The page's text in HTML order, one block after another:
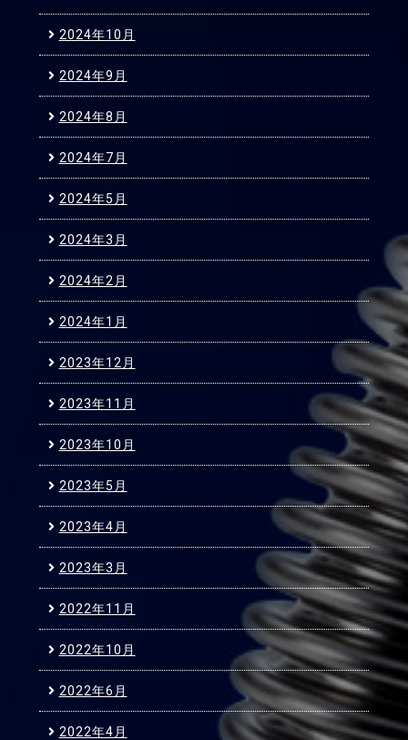
2024年10月
2024年9月
2024年8月
2024年7月
2024年5月
2024年3月
2024年2月
2024年1月
2023年12月
2023年11月
2023年10月
2023年5月
2023年4月
2023年3月
2022年11月
2022年10月
2022年6月
2022年4月